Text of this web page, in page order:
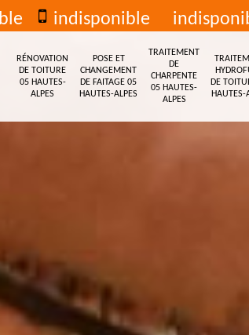
indisponible
RÉNOVATION
DE TOITURE
05 HAUTES-
ALPES
POSE ET
CHANGEMENT
DE FAITAGE 05
HAUTES-ALPES
TRAITEMENT
DE
CHARPENTE
05 HAUTES-
ALPES
DE
HAUTES-